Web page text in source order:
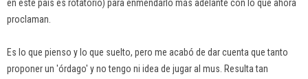
en este país es rotatorio) para enmendarlo más adelante con lo que ahora
proclaman.
Es lo que pienso y lo que suelto, pero me acabó de dar cuenta que tanto
proponer un 'órdago' y no tengo ni idea de jugar al mus. Resulta tan